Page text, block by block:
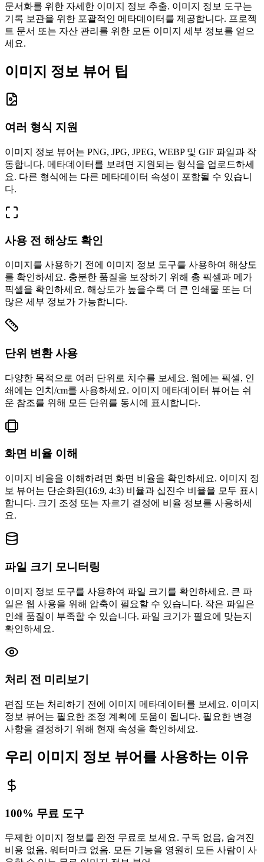
문서화를 위한 자세한 이미지 정보 추출. 이미지 정보 도구는
기록 보관을 위한 포괄적인 메타데이터를 제공합니다. 프로젝
트 문서 또는 자산 관리를 위한 모든 이미지 세부 정보를 얻으
세요.
이미지 정보 뷰어 팁
여러 형식 지원
이미지 정보 뷰어는 PNG, JPG, JPEG, WEBP 및 GIF 파일과 작
동합니다. 메타데이터를 보려면 지원되는 형식을 업로드하세
요. 다른 형식에는 다른 메타데이터 속성이 포함될 수 있습니
다.
사용 전 해상도 확인
이미지를 사용하기 전에 이미지 정보 도구를 사용하여 해상도
를 확인하세요. 충분한 품질을 보장하기 위해 총 픽셀과 메가
픽셀을 확인하세요. 해상도가 높을수록 더 큰 인쇄물 또는 더
많은 세부 정보가 가능합니다.
단위 변환 사용
다양한 목적으로 여러 단위로 치수를 보세요. 웹에는 픽셀, 인
쇄에는 인치/cm를 사용하세요. 이미지 메타데이터 뷰어는 쉬
운 참조를 위해 모든 단위를 동시에 표시합니다.
화면 비율 이해
이미지 비율을 이해하려면 화면 비율을 확인하세요. 이미지 정
보 뷰어는 단순화된(16:9, 4:3) 비율과 십진수 비율을 모두 표시
합니다. 크기 조정 또는 자르기 결정에 비율 정보를 사용하세
요.
파일 크기 모니터링
이미지 정보 도구를 사용하여 파일 크기를 확인하세요. 큰 파
일은 웹 사용을 위해 압축이 필요할 수 있습니다. 작은 파일은
인쇄 품질이 부족할 수 있습니다. 파일 크기가 필요에 맞는지
확인하세요.
처리 전 미리보기
편집 또는 처리하기 전에 이미지 메타데이터를 보세요. 이미지
정보 뷰어는 필요한 조정 계획에 도움이 됩니다. 필요한 변경
사항을 결정하기 위해 현재 속성을 확인하세요.
우리 이미지 정보 뷰어를 사용하는 이유
100% 무료 도구
무제한 이미지 정보를 완전 무료로 보세요. 구독 없음, 숨겨진
비용 없음, 워터마크 없음. 모든 기능을 영원히 모든 사람이 사